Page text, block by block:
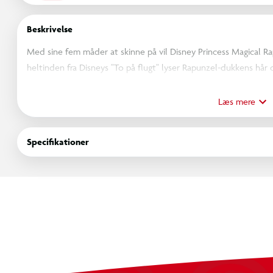
Beskrivelse
Med sine fem måder at skinne på vil Disney Princess Magical
heltinden fra Disneys "To på flugt" lyser Rapunzel-dukkens
fastgøre Rapunzel-dukkens kamæleonven Pascal og hendes
sjov. Med stylingtilbehør som f.eks. hårextentions og
lade deres kreativitet få frit spil! Dukken kan ikke stå af sig
Læs mere
Specifikationer